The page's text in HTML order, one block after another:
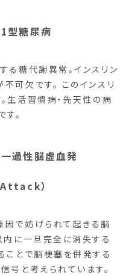
型糖尿病
る糖代謝異常。インスリン
可欠です。 このインスリ
生活習慣病・先天性の病
。
過性脳虚血発
）
で妨げられて起きる脳
に一旦完全に消失する
ことで脳梗塞を併発する
号と考えられています。